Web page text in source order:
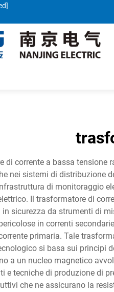
di corrente a bassa tensione
nei sistemi di distribuzione
di monitoraggio
Il trasformatore di
in sicurezza da strumenti di
in correnti
primaria. Tale
si basa sui principi
a un nucleo magnetico
e tecniche di produzione di
che ne assicurano la